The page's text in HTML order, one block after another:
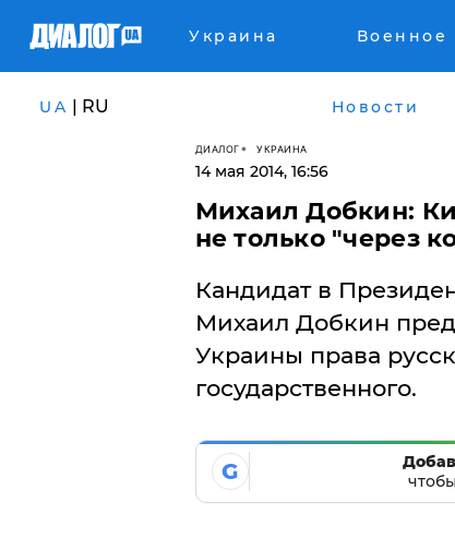
Украина Военное
UA | RU Новости
ДИАЛОГ УКРАИНА
14 мая 2014, 16:56
Михаил Добкин:
не только "через
Кандидат в
Михаил Добкин
Украины права
государственного.
G